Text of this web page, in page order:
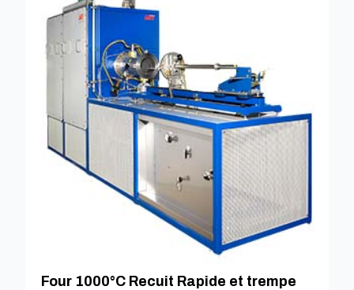
Four 1000°C Recuit Rapide et trempe